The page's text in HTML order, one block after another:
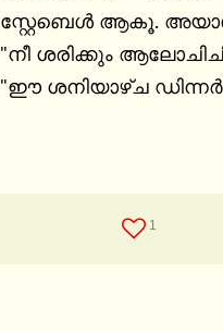
സ്റ്റേബെൾ ആകൂ.
"നീ ശരിക്കും
"ഈ ശനിയാഴ്ച ഡിന്നർ
1